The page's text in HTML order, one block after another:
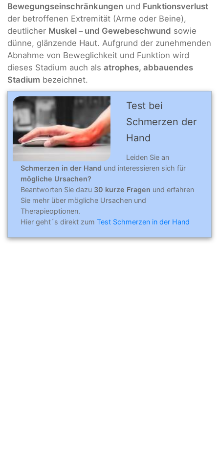
Bewegungseinschränkungen und Funktionsverlust
der betroffenen Extremität (Arme oder Beine),
deutlicher Muskel – und Gewebeschwund sowie
dünne, glänzende Haut. Aufgrund der zunehmenden
Abnahme von Beweglichkeit und Funktion wird
dieses Stadium auch als atrophes, abbauendes
Stadium bezeichnet.
Test bei
Schmerzen der
Hand
Leiden Sie an
Schmerzen in der Hand und interessieren sich für
mögliche Ursachen?
Beantworten Sie dazu 30 kurze Fragen und erfahren
Sie mehr über mögliche Ursachen und
Therapieoptionen.
Hier geht´s direkt zum Test Schmerzen in der Hand